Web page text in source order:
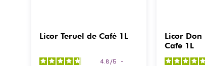
Licor Teruel de Café 1L
4.8 /5
-
Licor Don
Cafe 1L